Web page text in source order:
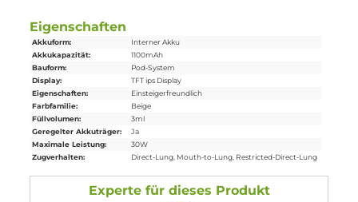
1x Aspire PixoErsatz-Pod
1x Aspire Pixo Ersatz-Pod
Ladekabel
1x Mikrofasertuch
1x Bedienungsanleitung
Abmessungen